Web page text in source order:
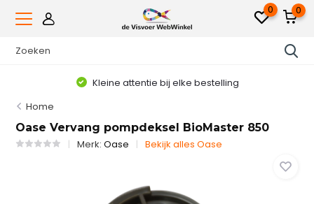
0 0
Kleine attentie bij elke bestelling
Home
Oase Vervang pompdeksel BioMaster 850
Merk:Oase Bekijk alles Oase